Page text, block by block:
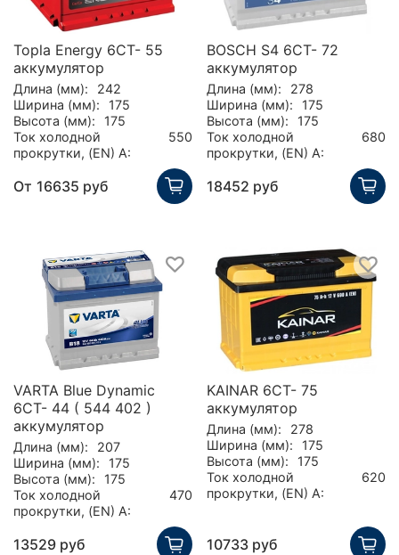
Topla Energy 6CT- 55
аккумулятор
Длина (мм):
242
Ширина (мм):
175
Высота (мм):
175
Ток холодной
прокрутки, (EN) А:
550
От 16635 руб
BOSCH S4 6CT- 72
аккумулятор
Длина (мм):
278
Ширина (мм):
175
Высота (мм):
175
Ток холодной
прокрутки, (EN) А:
680
18452 руб
VARTA Blue Dynamic
6CT- 44 ( 544 402 )
аккумулятор
Длина (мм):
207
Ширина (мм):
175
Высота (мм):
175
Ток холодной
прокрутки, (EN) А:
470
13529 руб
KAINAR 6CT- 75
аккумулятор
Длина (мм):
278
Ширина (мм):
175
Высота (мм):
175
Ток холодной
прокрутки, (EN) А:
620
10733 руб